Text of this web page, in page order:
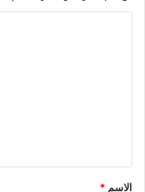
الاسم *